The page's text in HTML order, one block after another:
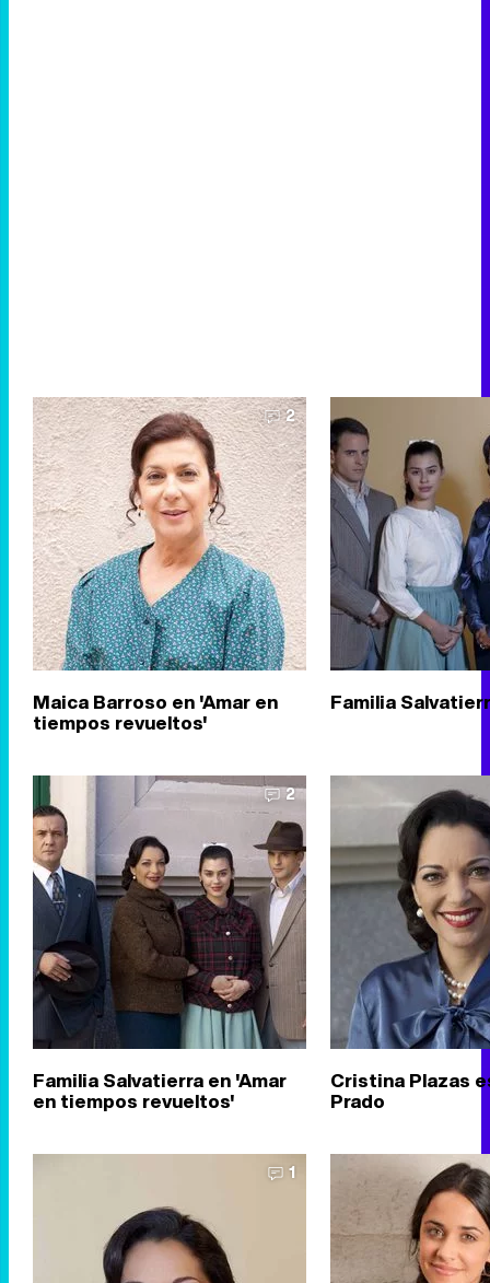
2
Maica Barroso en 'Amar en
tiempos revueltos'
Familia
2
Familia Salvatierra en 'Amar
en tiempos revueltos'
Cristina Plazas
Prado
1